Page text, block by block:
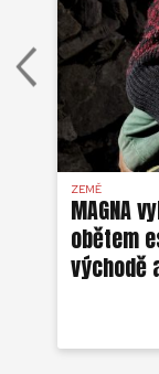
ZEMĚ
MAGNA
obětem
východě